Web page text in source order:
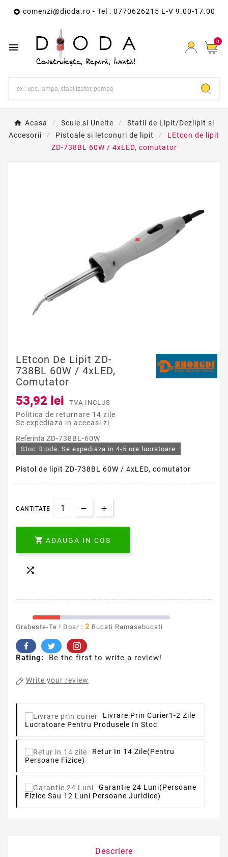
 comenzi@dioda.ro - Tel : 0770626215 L-V 9.00-17.00
 0
Acasa Scule si Unelte
Statii de Lipit/Dezlipit si
Accesorii
Pistoale si letconuri de lipit
LEtcon de lipit
ZD-738BL 60W / 4xLED, comutator
LEtcon De Lipit ZD-
738BL 60W / 4xLED,
Comutator
53,92 lei TVA INCLUS
Politica de returnare 14 zile
Se expediaza in aceeasi zi
Referinta ZD-738BL-60W
Stoc Dioda. Se expediaza in 4-5 ore lucratoare
Pistol de lipit ZD-738BL 60W / 4xLED, comutator
CANTITATE
 ADAUGA IN COS

Grabeste-Te ! Doar : 2 Bucati Ramasebucati
Rating: Be the first to write a review!
Write your review
Livrare Prin Curier1-2 Zile
Lucratoare Pentru Produsele In Stoc.
Retur In 14 Zile(pentru
Persoane Fizice)
Garantie 24 Luni(persoane
Fizice Sau 12 Luni Persoane Juridice)
Descriere